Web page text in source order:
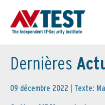
Dernières
09 décembre 2022 | Texte: